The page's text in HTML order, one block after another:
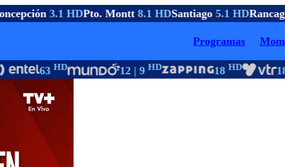
3.1 HDPto. Montt8.1 HDSantiago5.1 HD
Programas
63HD 12 | 9HD 18HD 18